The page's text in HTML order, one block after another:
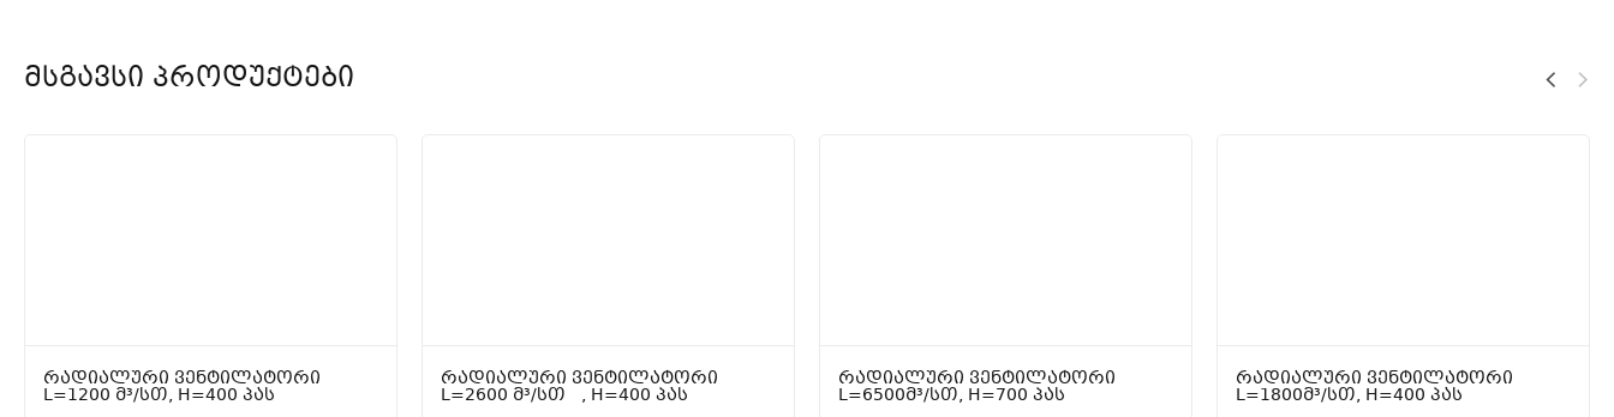
Მსგავსი Პროდუქტები
რადიალური ვენტილატორი
L=1200 მ³/სთ, H=400 პას
რადიალური ვენტილატორი
L=2600 მ³/სთ , H=400 პას
რადიალური ვენტილატორი
L=6500მ³/სთ, H=700 პას
რადიალური ვენტილატორი
L=1800მ³/სთ, H=400 პას